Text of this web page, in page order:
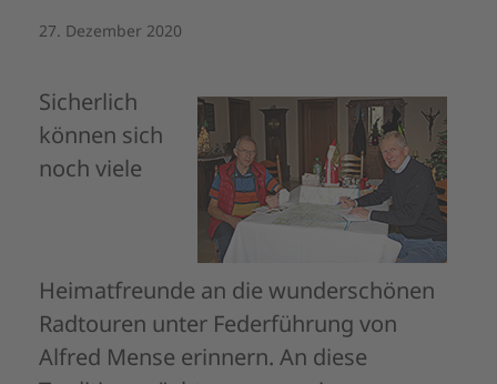
27. Dezember 2020
Sicherlich
können sich
noch viele
Heimatfreunde an die wunderschönen
Radtouren unter Federführung von
Alfred Mense erinnern. An diese